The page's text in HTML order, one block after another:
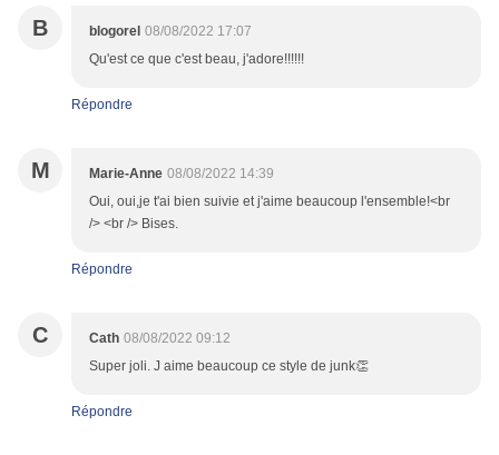
B blogorel 08/08/2022 17:07
Qu'est ce que c'est beau, j'adore!!!!!!
Répondre
M Marie-Anne 08/08/2022 14:39
Oui, oui,je t'ai bien suivie et j'aime beaucoup l'ensemble!<br
/> <br /> Bises.
Répondre
C Cath 08/08/2022 09:12
Super joli. J aime beaucoup ce style de junk👏
Répondre